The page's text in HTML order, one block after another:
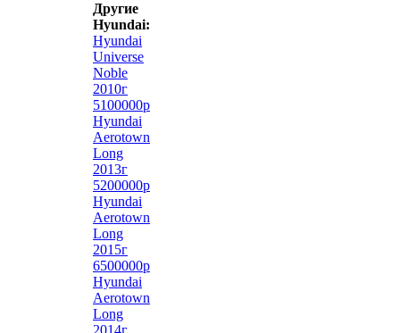
Другие
Hyundai:
Hyundai
Universe
Noble
2010г
5100000р
Hyundai
Aerotown
Long
2013г
5200000р
Hyundai
Aerotown
Long
2015г
6500000р
Hyundai
Aerotown
Long
2014г